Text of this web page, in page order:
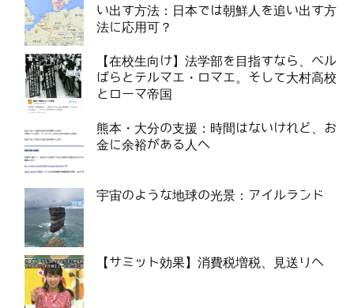
い出す方法：日本では朝鮮人を追い出す方
法に応用可？
【在校生向け】法学部を目指すなら、ベル
ばらとテルマエ・ロマエ。そして大村高校
とローマ帝国
熊本・大分の支援：時間はないけれど、お
金に余裕がある人へ
宇宙のような地球の光景：アイルランド
【サミット効果】消費税増税、見送りへ